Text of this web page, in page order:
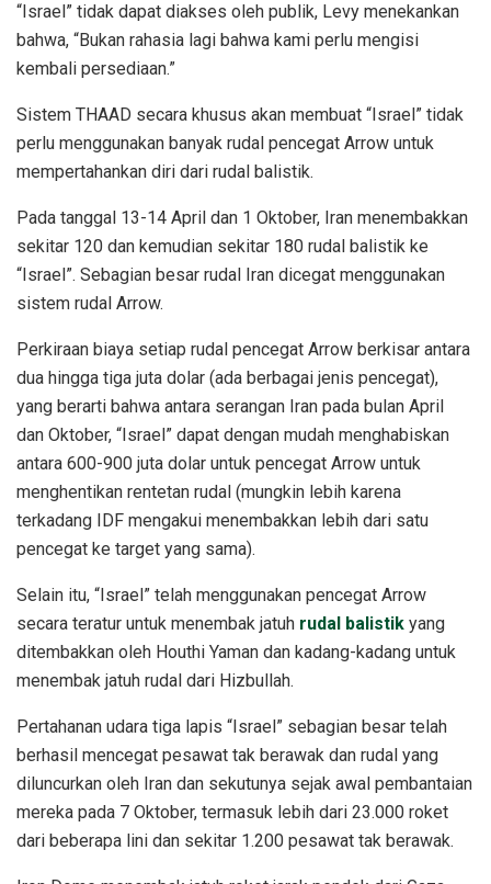
“Israel” tidak dapat diakses oleh publik, Levy menekankan
bahwa, “Bukan rahasia lagi bahwa kami perlu mengisi
kembali persediaan.”
Sistem THAAD secara khusus akan membuat “Israel” tidak
perlu menggunakan banyak rudal pencegat Arrow untuk
mempertahankan diri dari rudal balistik.
Pada tanggal 13-14 April dan 1 Oktober, Iran menembakkan
sekitar 120 dan kemudian sekitar 180 rudal balistik ke
“Israel”. Sebagian besar rudal Iran dicegat menggunakan
sistem rudal Arrow.
Perkiraan biaya setiap rudal pencegat Arrow berkisar antara
dua hingga tiga juta dolar (ada berbagai jenis pencegat),
yang berarti bahwa antara serangan Iran pada bulan April
dan Oktober, “Israel” dapat dengan mudah menghabiskan
antara 600-900 juta dolar untuk pencegat Arrow untuk
menghentikan rentetan rudal (mungkin lebih karena
terkadang IDF mengakui menembakkan lebih dari satu
pencegat ke target yang sama).
Selain itu, “Israel” telah menggunakan pencegat Arrow
secara teratur untuk menembak jatuh rudal balistik yang
ditembakkan oleh Houthi Yaman dan kadang-kadang untuk
menembak jatuh rudal dari Hizbullah.
Pertahanan udara tiga lapis “Israel” sebagian besar telah
berhasil mencegat pesawat tak berawak dan rudal yang
diluncurkan oleh Iran dan sekutunya sejak awal pembantaian
mereka pada 7 Oktober, termasuk lebih dari 23.000 roket
dari beberapa lini dan sekitar 1.200 pesawat tak berawak.